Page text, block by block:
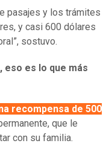
pasajes y los trámites
y casi 600 dólares
sostuvo.
eso es lo que más
recompensa de 500
que le
con su familia.